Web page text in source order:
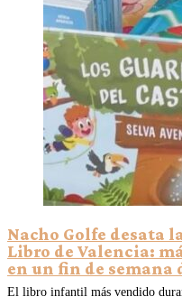
Nacho Golfe desata
Libro de Valencia:
en un fin de semana
El libro infantil más vendido